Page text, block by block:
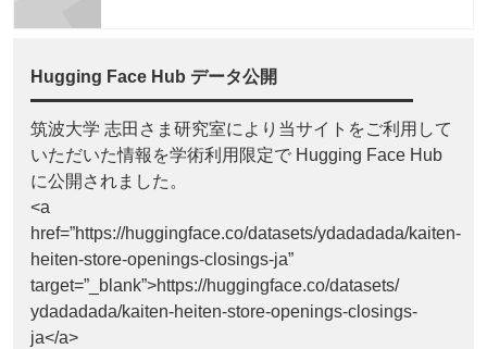
Hugging Face Hub データ公開
筑波大学 志田さま研究室により当サイトをご利用して
いただいた情報を学術利用限定で Hugging Face Hub
に公開されました。
<a
href=”https://huggingface.co/datasets/ydadadada/kaiten-
heiten-store-openings-closings-ja”
target=”_blank”>https://huggingface.co/datasets/
ydadadada/kaiten-heiten-store-openings-closings-
ja</a>